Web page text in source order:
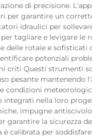
di precisione.
per garantire un
idraulici per
tagliare e levigare le
delle rotaie e sofisticati
potenziali
criti Questi strumenti
pesante mantenendo
condizioni
integrati nella loro
impugne
garantire la sicurezza
è calibrata per